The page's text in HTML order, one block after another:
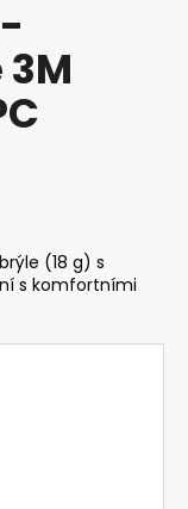
(18 g) s
s komfortními